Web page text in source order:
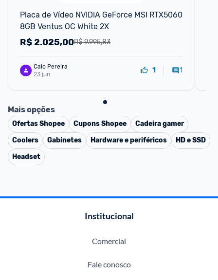
Placa de Vídeo NVIDIA GeForce MSI RTX5060
8GB Ventus OC White 2X
R$ 9.995,83
R$2.025,00
Caio Pereira
23 jun
1 1
Mais opções
OfertasShopee CuponsShopee
Cadeira gamer
Coolers
Gabinetes Hardware e periféricos
HD e SSD
Headset
Institucional
Comercial
Fale conosco